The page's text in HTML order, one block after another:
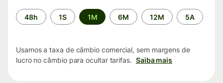
Período
de
48h 1S 1M 6M 12M 5A
Usamos a taxa de câmbio comercial, sem margens de
lucro no câmbio para ocultar tarifas. Saiba mais